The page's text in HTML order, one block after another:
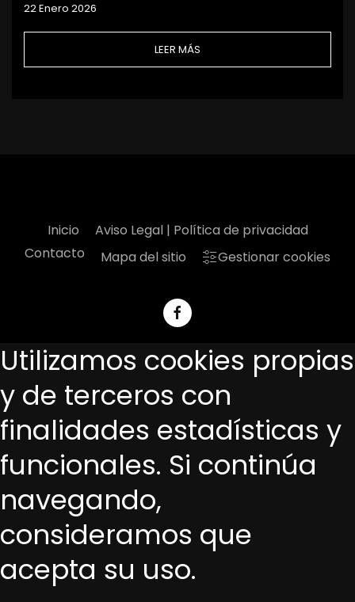
22 Enero 2026
LEER MÁS
Inicio
Aviso Legal | Política de privacidad
Contacto
Mapa del sitio Gestionar cookies
Utilizamos cookies propias
y de terceros con
finalidades estadísticas y
funcionales. Si continúa
navegando,
consideramos que
acepta su uso.